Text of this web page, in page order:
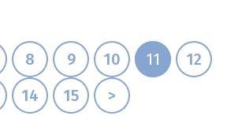
8 9 10 11
12
14 15 >